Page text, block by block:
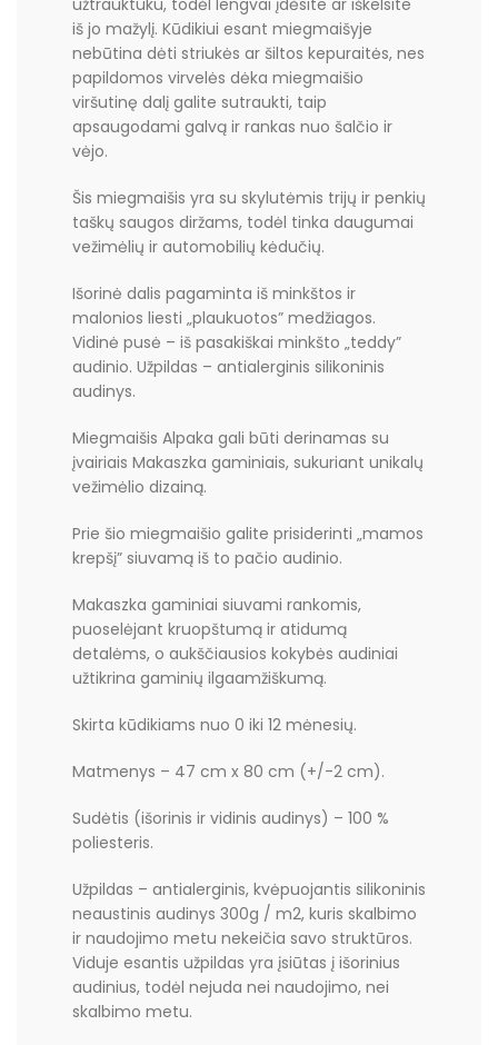
užtrauktuku, todėl lengvai įdėsite ar iškelsite
iš jo mažylį. Kūdikiui esant miegmaišyje
nebūtina dėti striukės ar šiltos kepuraitės, nes
papildomos virvelės dėka miegmaišio
viršutinę dalį galite sutraukti, taip
apsaugodami galvą ir rankas nuo šalčio ir
vėjo.
Šis miegmaišis yra su skylutėmis trijų ir penkių
taškų saugos diržams, todėl tinka daugumai
vežimėlių ir automobilių kėdučių.
Išorinė dalis pagaminta iš minkštos ir
malonios liesti „plaukuotos” medžiagos.
Vidinė pusė – iš pasakiškai minkšto „teddy”
audinio. Užpildas – antialerginis silikoninis
audinys.
Miegmaišis Alpaka gali būti derinamas su
įvairiais Makaszka gaminiais, sukuriant unikalų
vežimėlio dizainą.
Prie šio miegmaišio galite prisiderinti „mamos
krepšį” siuvamą iš to pačio audinio.
Makaszka gaminiai siuvami rankomis,
puoselėjant kruopštumą ir atidumą
detalėms, o aukščiausios kokybės audiniai
užtikrina gaminių ilgaamžiškumą.
Skirta kūdikiams nuo 0 iki 12 mėnesių.
Matmenys – 47 cm x 80 cm (+/-2 cm).
Sudėtis (išorinis ir vidinis audinys) – 100 %
poliesteris.
Užpildas – antialerginis, kvėpuojantis silikoninis
neaustinis audinys 300g / m2, kuris skalbimo
ir naudojimo metu nekeičia savo struktūros.
Viduje esantis užpildas yra įsiūtas į išorinius
audinius, todėl nejuda nei naudojimo, nei
skalbimo metu.